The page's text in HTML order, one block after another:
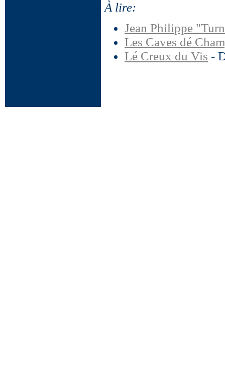
À lire:
Jean Philippe
Les Caves dé
Lé Creux du Vis -